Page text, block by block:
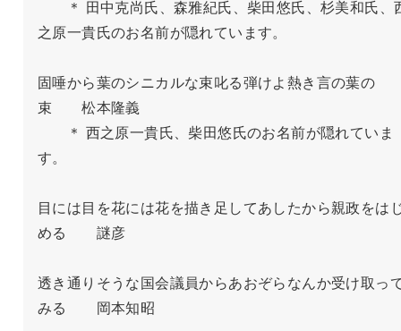
＊ 田中克尚氏、森雅紀氏、柴田悠氏、杉美和氏、
之原一貴氏のお名前が隠れています。
固唾から葉のシニカルな束叱る弾けよ熱き言の葉の
束　　松本隆義
＊ 西之原一貴氏、柴田悠氏のお名前が隠れていま
す。
目には目を花には花を描き足してあしたから親政をは
める　　謎彦
透き通りそうな国会議員からあおぞらなんか受け取っ
みる　　岡本知昭